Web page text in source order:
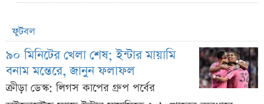
ফুটবল
৯০ মিনিটের খেলা শেষ; ইন্টার মায়ামি
বনাম মন্তেরে, জানুন ফলাফল
ক্রীড়া ডেস্ক: লিগস কাপের গ্রুপ পর্বের